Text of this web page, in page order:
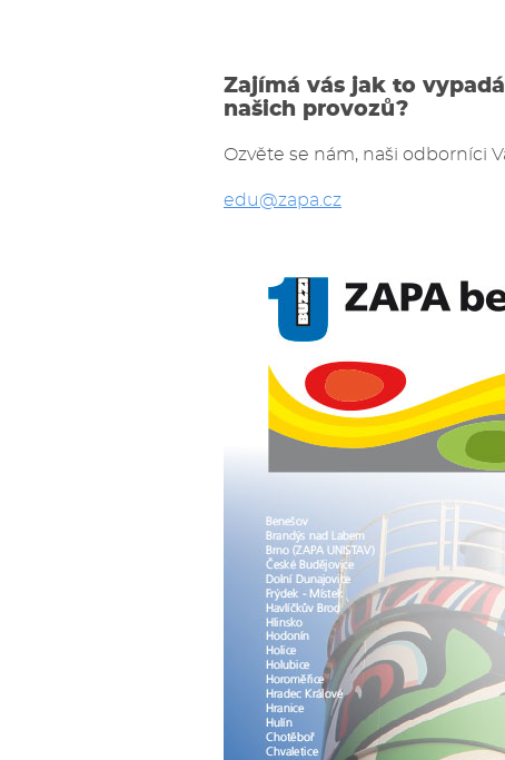
Zajímá vás jak to
našich provozů?
Ozvěte se nám, naši odborníci
edu@zapa.cz